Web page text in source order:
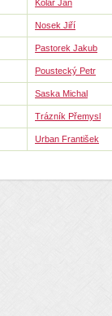
Kolář Jan
Nosek Jiří
Pastorek Jakub
Poustecký Petr
Saska Michal
Trázník Přemysl
Urban František